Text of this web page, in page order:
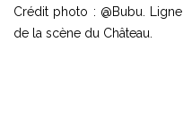
Crédit photo : @Bubu.
de la scène du Château.